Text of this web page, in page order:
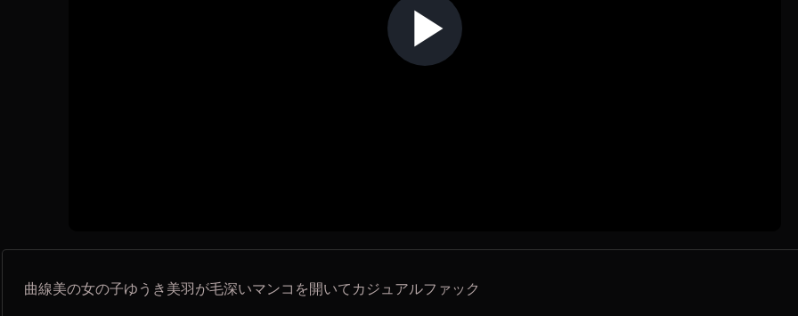
Play Video
曲線美の女の子ゆうき美羽が毛深いマンコを開いてカジュアルファック